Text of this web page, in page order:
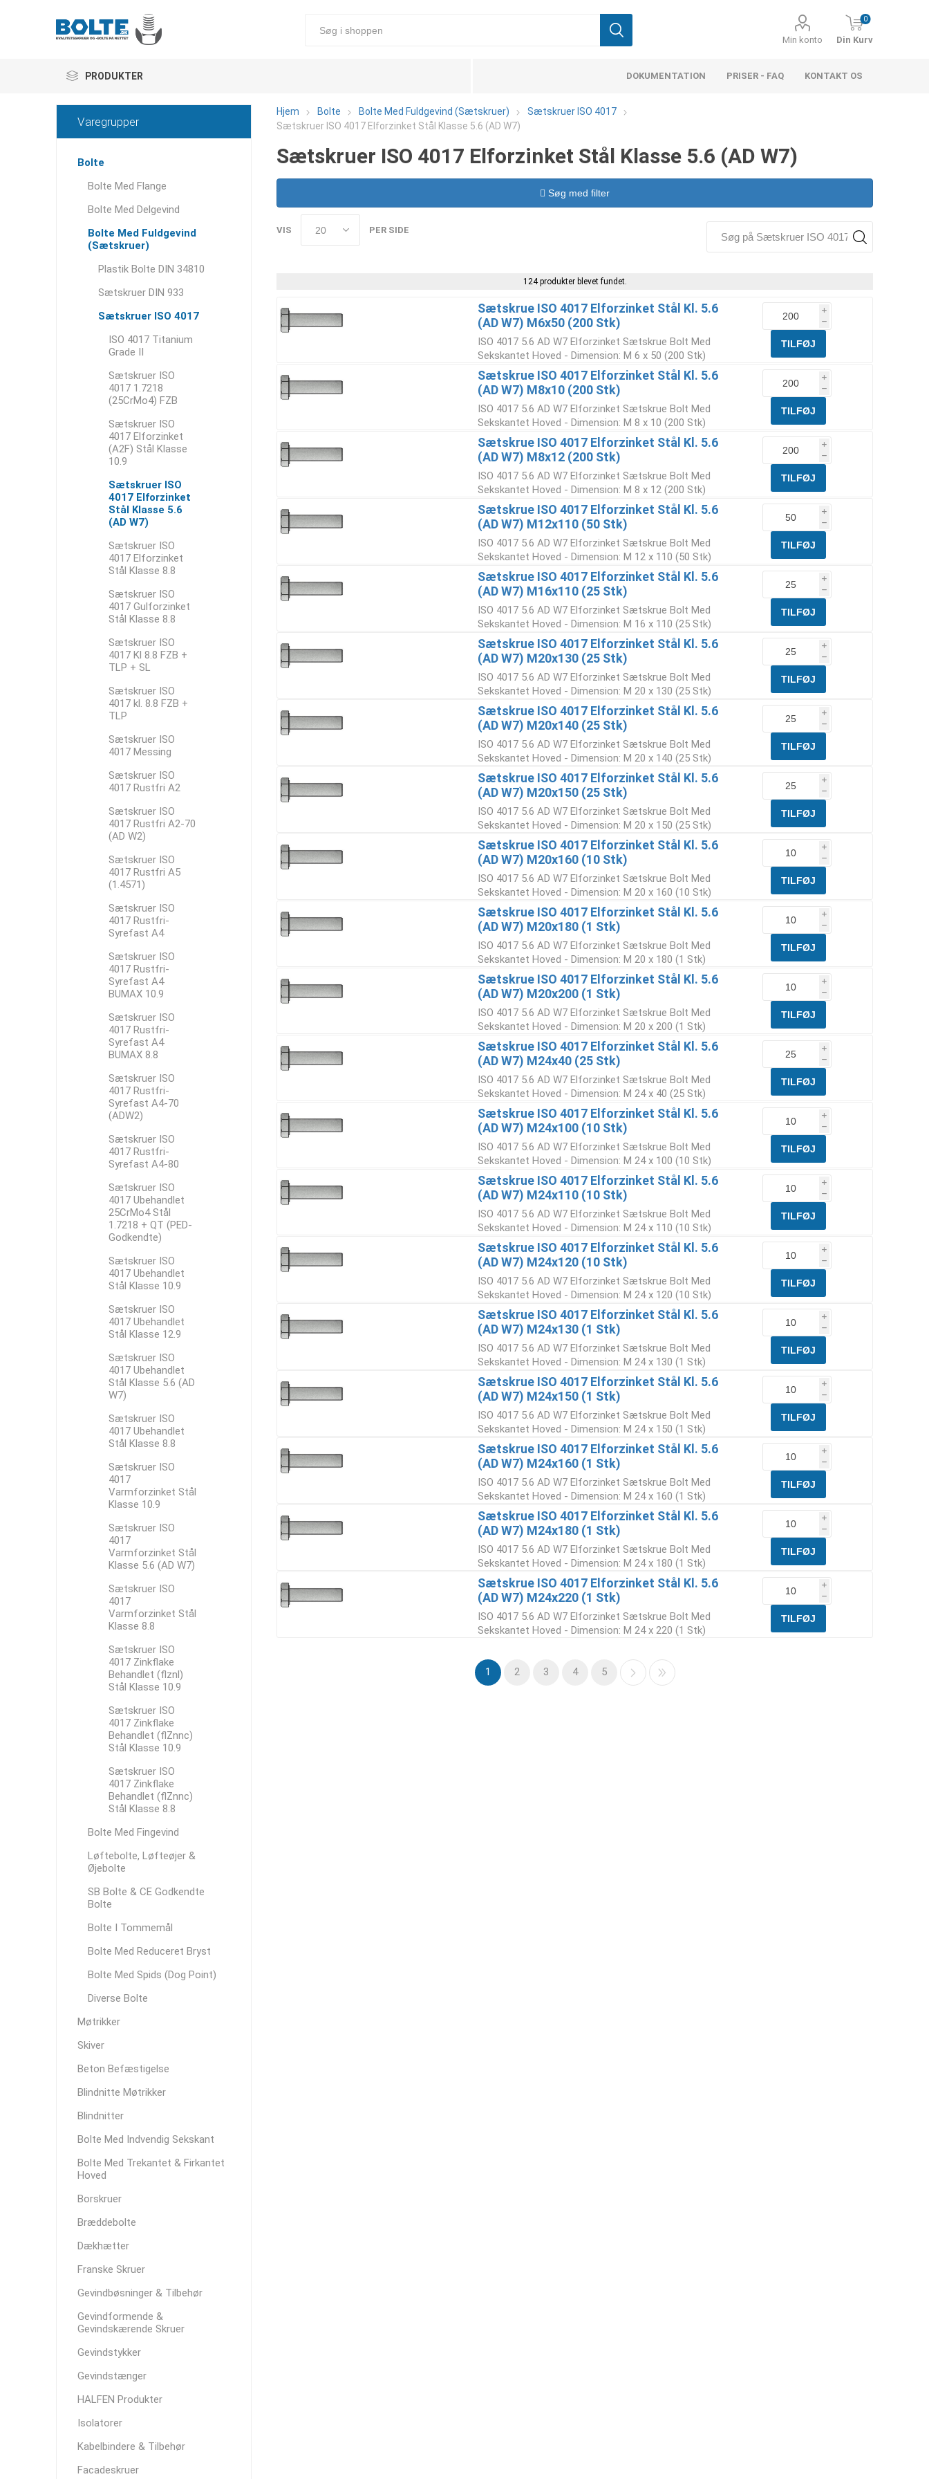
Min konto
0
Din Kurv
PRODUKTER DOKUMENTATION PRISER - FAQ KONTAKT OS
Hjem Bolte Bolte Med Fuldgevind (Sætskruer)
Sætskruer ISO 4017
Sætskruer ISO 4017 Elforzinket Stål Klasse 5.6 (AD W7)
Sætskruer ISO 4017 Elforzinket Stål Klasse 5.6 (AD W7)
Søg med filter
VIS PER SIDE
124 produkter blevet fundet.
Sætskrue ISO 4017 Elforzinket Stål Kl. 5.6
(AD W7) M6x50 (200 Stk)
ISO 4017 5.6 AD W7 Elforzinket Sætskrue Bolt Med
Sekskantet Hoved - Dimension: M 6 x 50 (200 Stk)
i
h
Sætskrue ISO 4017 Elforzinket Stål Kl. 5.6
(AD W7) M8x10 (200 Stk)
ISO 4017 5.6 AD W7 Elforzinket Sætskrue Bolt Med
Sekskantet Hoved - Dimension: M 8 x 10 (200 Stk)
i
h
Sætskrue ISO 4017 Elforzinket Stål Kl. 5.6
(AD W7) M8x12 (200 Stk)
ISO 4017 5.6 AD W7 Elforzinket Sætskrue Bolt Med
Sekskantet Hoved - Dimension: M 8 x 12 (200 Stk)
i
h
Sætskrue ISO 4017 Elforzinket Stål Kl. 5.6
(AD W7) M12x110 (50 Stk)
ISO 4017 5.6 AD W7 Elforzinket Sætskrue Bolt Med
Sekskantet Hoved - Dimension: M 12 x 110 (50 Stk)
i
h
Sætskrue ISO 4017 Elforzinket Stål Kl. 5.6
(AD W7) M16x110 (25 Stk)
ISO 4017 5.6 AD W7 Elforzinket Sætskrue Bolt Med
Sekskantet Hoved - Dimension: M 16 x 110 (25 Stk)
i
h
Sætskrue ISO 4017 Elforzinket Stål Kl. 5.6
(AD W7) M20x130 (25 Stk)
ISO 4017 5.6 AD W7 Elforzinket Sætskrue Bolt Med
Sekskantet Hoved - Dimension: M 20 x 130 (25 Stk)
i
h
Sætskrue ISO 4017 Elforzinket Stål Kl. 5.6
(AD W7) M20x140 (25 Stk)
ISO 4017 5.6 AD W7 Elforzinket Sætskrue Bolt Med
Sekskantet Hoved - Dimension: M 20 x 140 (25 Stk)
i
h
Sætskrue ISO 4017 Elforzinket Stål Kl. 5.6
(AD W7) M20x150 (25 Stk)
ISO 4017 5.6 AD W7 Elforzinket Sætskrue Bolt Med
Sekskantet Hoved - Dimension: M 20 x 150 (25 Stk)
i
h
Sætskrue ISO 4017 Elforzinket Stål Kl. 5.6
(AD W7) M20x160 (10 Stk)
ISO 4017 5.6 AD W7 Elforzinket Sætskrue Bolt Med
Sekskantet Hoved - Dimension: M 20 x 160 (10 Stk)
i
h
Sætskrue ISO 4017 Elforzinket Stål Kl. 5.6
(AD W7) M20x180 (1 Stk)
ISO 4017 5.6 AD W7 Elforzinket Sætskrue Bolt Med
Sekskantet Hoved - Dimension: M 20 x 180 (1 Stk)
i
h
Sætskrue ISO 4017 Elforzinket Stål Kl. 5.6
(AD W7) M20x200 (1 Stk)
ISO 4017 5.6 AD W7 Elforzinket Sætskrue Bolt Med
Sekskantet Hoved - Dimension: M 20 x 200 (1 Stk)
i
h
Sætskrue ISO 4017 Elforzinket Stål Kl. 5.6
(AD W7) M24x40 (25 Stk)
ISO 4017 5.6 AD W7 Elforzinket Sætskrue Bolt Med
Sekskantet Hoved - Dimension: M 24 x 40 (25 Stk)
i
h
Sætskrue ISO 4017 Elforzinket Stål Kl. 5.6
(AD W7) M24x100 (10 Stk)
ISO 4017 5.6 AD W7 Elforzinket Sætskrue Bolt Med
Sekskantet Hoved - Dimension: M 24 x 100 (10 Stk)
i
h
Sætskrue ISO 4017 Elforzinket Stål Kl. 5.6
(AD W7) M24x110 (10 Stk)
ISO 4017 5.6 AD W7 Elforzinket Sætskrue Bolt Med
Sekskantet Hoved - Dimension: M 24 x 110 (10 Stk)
i
h
Sætskrue ISO 4017 Elforzinket Stål Kl. 5.6
(AD W7) M24x120 (10 Stk)
ISO 4017 5.6 AD W7 Elforzinket Sætskrue Bolt Med
Sekskantet Hoved - Dimension: M 24 x 120 (10 Stk)
i
h
Sætskrue ISO 4017 Elforzinket Stål Kl. 5.6
(AD W7) M24x130 (1 Stk)
ISO 4017 5.6 AD W7 Elforzinket Sætskrue Bolt Med
Sekskantet Hoved - Dimension: M 24 x 130 (1 Stk)
i
h
Sætskrue ISO 4017 Elforzinket Stål Kl. 5.6
(AD W7) M24x150 (1 Stk)
ISO 4017 5.6 AD W7 Elforzinket Sætskrue Bolt Med
Sekskantet Hoved - Dimension: M 24 x 150 (1 Stk)
i
h
Sætskrue ISO 4017 Elforzinket Stål Kl. 5.6
(AD W7) M24x160 (1 Stk)
ISO 4017 5.6 AD W7 Elforzinket Sætskrue Bolt Med
Sekskantet Hoved - Dimension: M 24 x 160 (1 Stk)
i
h
Sætskrue ISO 4017 Elforzinket Stål Kl. 5.6
(AD W7) M24x180 (1 Stk)
ISO 4017 5.6 AD W7 Elforzinket Sætskrue Bolt Med
Sekskantet Hoved - Dimension: M 24 x 180 (1 Stk)
i
h
Sætskrue ISO 4017 Elforzinket Stål Kl. 5.6
(AD W7) M24x220 (1 Stk)
ISO 4017 5.6 AD W7 Elforzinket Sætskrue Bolt Med
Sekskantet Hoved - Dimension: M 24 x 220 (1 Stk)
i
h
1 2 3 4 5
Varegrupper
Bolte
Bolte Med Flange
Bolte Med Delgevind
Bolte Med Fuldgevind
(Sætskruer)
Plastik Bolte DIN 34810
Sætskruer DIN 933
Sætskruer ISO 4017
ISO 4017 Titanium
Grade II
Sætskruer ISO
4017 1.7218
(25CrMo4) FZB
Sætskruer ISO
4017 Elforzinket
(A2F) Stål Klasse
10.9
Sætskruer ISO
4017 Elforzinket
Stål Klasse 5.6
(AD W7)
Sætskruer ISO
4017 Elforzinket
Stål Klasse 8.8
Sætskruer ISO
4017 Gulforzinket
Stål Klasse 8.8
Sætskruer ISO
4017 Kl 8.8 FZB +
TLP + SL
Sætskruer ISO
4017 kl. 8.8 FZB +
TLP
Sætskruer ISO
4017 Messing
Sætskruer ISO
4017 Rustfri A2
Sætskruer ISO
4017 Rustfri A2-70
(AD W2)
Sætskruer ISO
4017 Rustfri A5
(1.4571)
Sætskruer ISO
4017 Rustfri-
Syrefast A4
Sætskruer ISO
4017 Rustfri-
Syrefast A4
BUMAX 10.9
Sætskruer ISO
4017 Rustfri-
Syrefast A4
BUMAX 8.8
Sætskruer ISO
4017 Rustfri-
Syrefast A4-70
(ADW2)
Sætskruer ISO
4017 Rustfri-
Syrefast A4-80
Sætskruer ISO
4017 Ubehandlet
25CrMo4 Stål
1.7218 + QT (PED-
Godkendte)
Sætskruer ISO
4017 Ubehandlet
Stål Klasse 10.9
Sætskruer ISO
4017 Ubehandlet
Stål Klasse 12.9
Sætskruer ISO
4017 Ubehandlet
Stål Klasse 5.6 (AD
W7)
Sætskruer ISO
4017 Ubehandlet
Stål Klasse 8.8
Sætskruer ISO
4017
Varmforzinket Stål
Klasse 10.9
Sætskruer ISO
4017
Varmforzinket Stål
Klasse 5.6 (AD W7)
Sætskruer ISO
4017
Varmforzinket Stål
Klasse 8.8
Sætskruer ISO
4017 Zinkflake
Behandlet (flznl)
Stål Klasse 10.9
Sætskruer ISO
4017 Zinkflake
Behandlet (flZnnc)
Stål Klasse 10.9
Sætskruer ISO
4017 Zinkflake
Behandlet (flZnnc)
Stål Klasse 8.8
Bolte Med Fingevind
Løftebolte, Løfteøjer &
Øjebolte
SB Bolte & CE Godkendte
Bolte
Bolte I Tommemål
Bolte Med Reduceret Bryst
Bolte Med Spids (Dog Point)
Diverse Bolte
Møtrikker
Skiver
Beton Befæstigelse
Blindnitte Møtrikker
Blindnitter
Bolte Med Indvendig Sekskant
Bolte Med Trekantet & Firkantet
Hoved
Borskruer
Bræddebolte
Dækhætter
Franske Skruer
Gevindbøsninger & Tilbehør
Gevindformende &
Gevindskærende Skruer
Gevindstykker
Gevindstænger
HALFEN Produkter
Isolatorer
Kabelbindere & Tilbehør
Facadeskruer